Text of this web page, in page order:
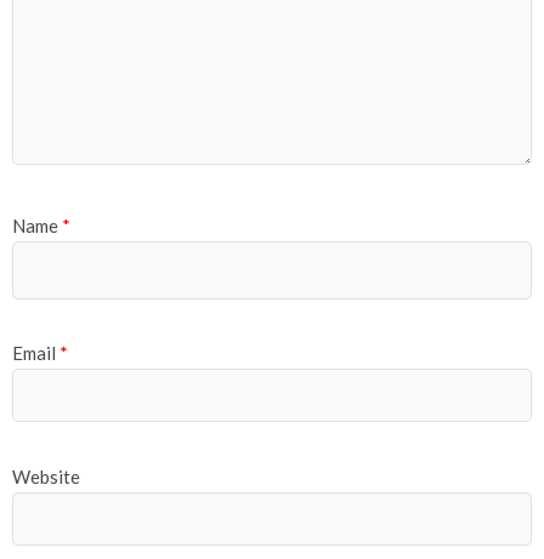
Name *
Email *
Website